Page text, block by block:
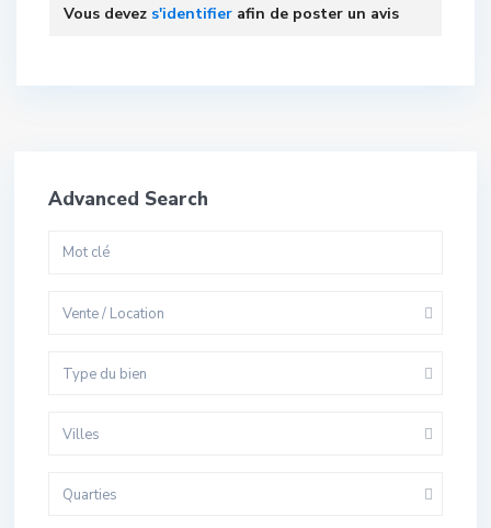
Vous devez s'identifier afin de poster un avis
Advanced Search
Vente / Location
Type du bien
Villes
Quarties